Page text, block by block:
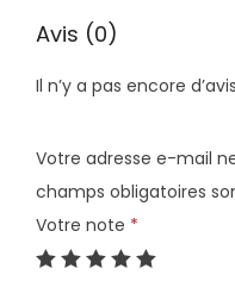
Avis (0)
Il n’y a pas encore
Votre adresse e-mail
champs obligatoires
Votre note *